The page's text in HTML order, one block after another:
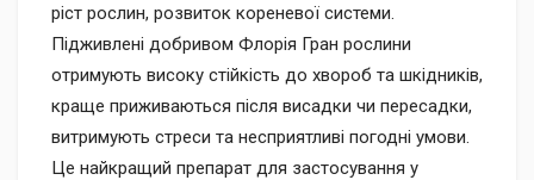
ріст рослин, розвиток кореневої системи.
Підживлені добривом Флорія Гран рослини
отримують високу стійкість до хвороб та шкідників,
краще приживаються після висадки чи пересадки,
витримують стреси та несприятливі погодні умови.
Це найкращий препарат для застосування у